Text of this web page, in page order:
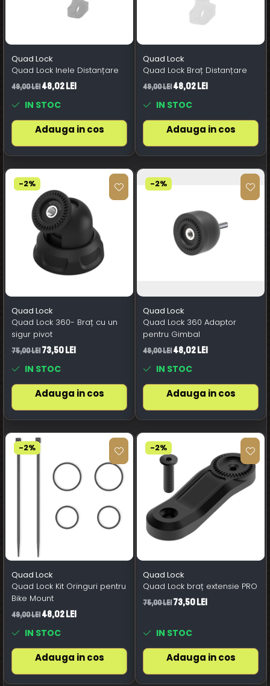
Quad Lock
Quad Lock Inele Distanțare
49,00 Lei48,02 Lei
IN STOC
Adauga in cos
Quad Lock
Quad Lock Braț Distanțare
49,00 Lei48,02 Lei
IN STOC
Adauga in cos
-2%
Quad Lock
Quad Lock 360- Braț cu un
sigur pivot
75,00 Lei73,50 Lei
IN STOC
Adauga in cos
-2%
Quad Lock
Quad Lock 360 Adaptor
pentru Gimbal
49,00 Lei48,02 Lei
IN STOC
Adauga in cos
-2%
Quad Lock
Quad Lock Kit Oringuri pentru
Bike Mount
49,00 Lei48,02 Lei
IN STOC
Adauga in cos
-2%
Quad Lock
Quad Lock braț extensie PRO
75,00 Lei73,50 Lei
IN STOC
Adauga in cos